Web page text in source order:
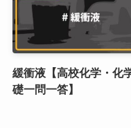
緩衝液【高校化学・化
礎一問一答】